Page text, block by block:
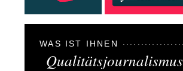
WAS IST IHNEN
Qualitätsjournalismus